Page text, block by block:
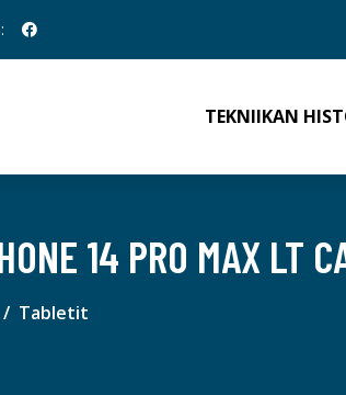
TEKNIIKAN
14 PRO MAX LT
Tabletit